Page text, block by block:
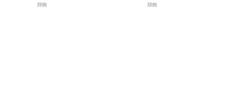
辞典 辞典